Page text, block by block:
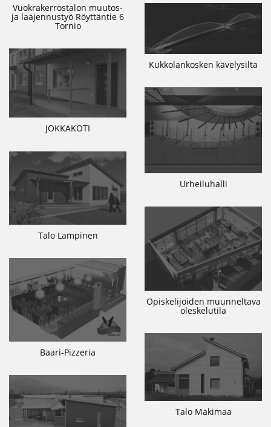
Vuokrakerrostalon muutos-
ja laajennustyö Röyttäntie 6
Tornio
Kukkolankosken kävelysilta
JOKKAKOTI
Urheiluhalli
Talo Lampinen
Opiskelijoiden muunneltava
oleskelutila
Baari-Pizzeria
Talo Mäkimaa